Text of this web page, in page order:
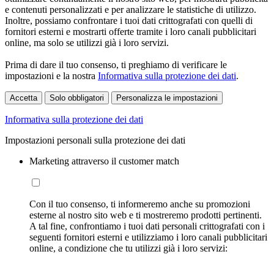
e contenuti personalizzati e per analizzare le statistiche di utilizzo.
Inoltre, possiamo confrontare i tuoi dati crittografati con quelli di
fornitori esterni e mostrarti offerte tramite i loro canali pubblicitari
online, ma solo se utilizzi già i loro servizi.
Prima di dare il tuo consenso, ti preghiamo di verificare le
impostazioni e la nostra Informativa sulla protezione dei dati.
Accetta Solo obbligatori Personalizza le impostazioni
Informativa sulla protezione dei dati
Impostazioni personali sulla protezione dei dati
Marketing attraverso il customer match
Con il tuo consenso, ti informeremo anche su promozioni
esterne al nostro sito web e ti mostreremo prodotti pertinenti.
A tal fine, confrontiamo i tuoi dati personali crittografati con i
seguenti fornitori esterni e utilizziamo i loro canali pubblicitari
online, a condizione che tu utilizzi già i loro servizi: